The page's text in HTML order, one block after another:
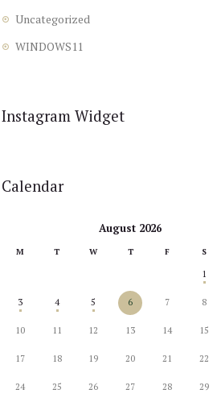
Uncategorized
WINDOWS11
Instagram Widget
Calendar
August 2026
M T W T F S
1
3 4 5 6 7 8
10 11 12 13 14 15
17 18 19 20 21 22
24 25 26 27 28 29